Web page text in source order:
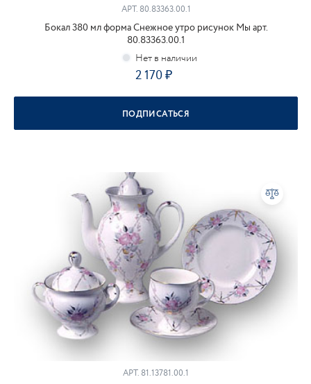
АРТ.80.83363.00.1
Бокал 380 мл форма Снежное утро рисунок Мы арт.
80.83363.00.1
2 170
ПОДПИСАТЬСЯ
АРТ. 81.13781.00.1